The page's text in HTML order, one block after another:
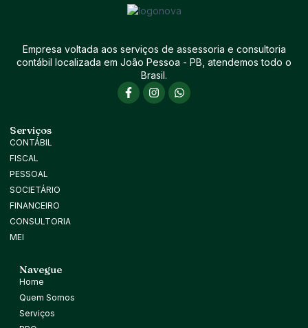
Empresa voltada aos serviços de assessoria e consultoria
contábil localizada em João Pessoa - PB, atendemos todo o
Brasil.
Serviços
CONTÁBIL
FISCAL
PESSOAL
SOCIETÁRIO
FINANCEIRO
CONSULTORIA
MEI
Navegue
Home
Quem Somos
Serviços